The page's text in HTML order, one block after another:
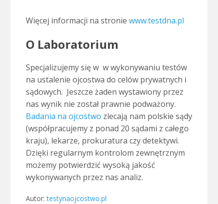
Więcej informacji na stronie www.testdna.pl
O Laboratorium
Specjalizujemy się w w wykonywaniu testów
na ustalenie ojcostwa do celów prywatnych i
sądowych. Jeszcze żaden wystawiony przez
nas wynik nie został prawnie podważony.
Badania na ojcostwo zlecają nam polskie sądy
(współpracujemy z ponad 20 sądami z całego
kraju), lekarze, prokuratura czy detektywi.
Dzięki regularnym kontrolom zewnętrznym
możemy potwierdzić wysoką jakość
wykonywanych przez nas analiz.
Autor:testynaojcostwo.pl